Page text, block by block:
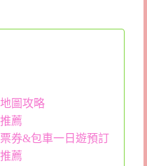
圖攻略
薦
券&包車一日遊預訂
薦